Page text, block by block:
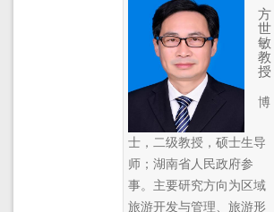
方
世
敏
教
授
博
士，二级教授，硕士生导
师；湖南省人民政府参
事。主要研究方向为区域
旅游开发与管理、旅游形